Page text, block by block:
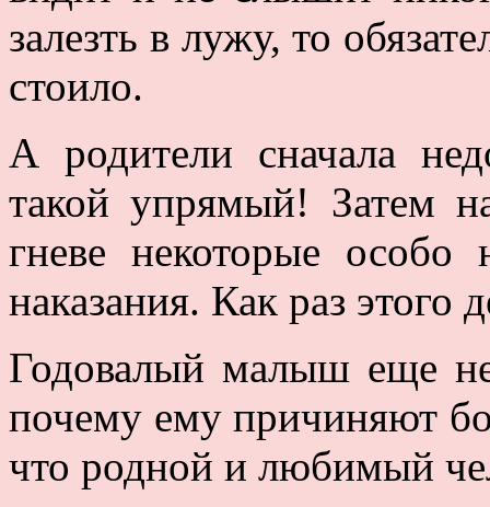
залезть в лужу, то
стоило.
А родители сначала
такой упрямый! Затем
гневе некоторые особо
наказания. Как раз этого
Годовалый малыш еще
почему ему причиняют
что родной и любимый